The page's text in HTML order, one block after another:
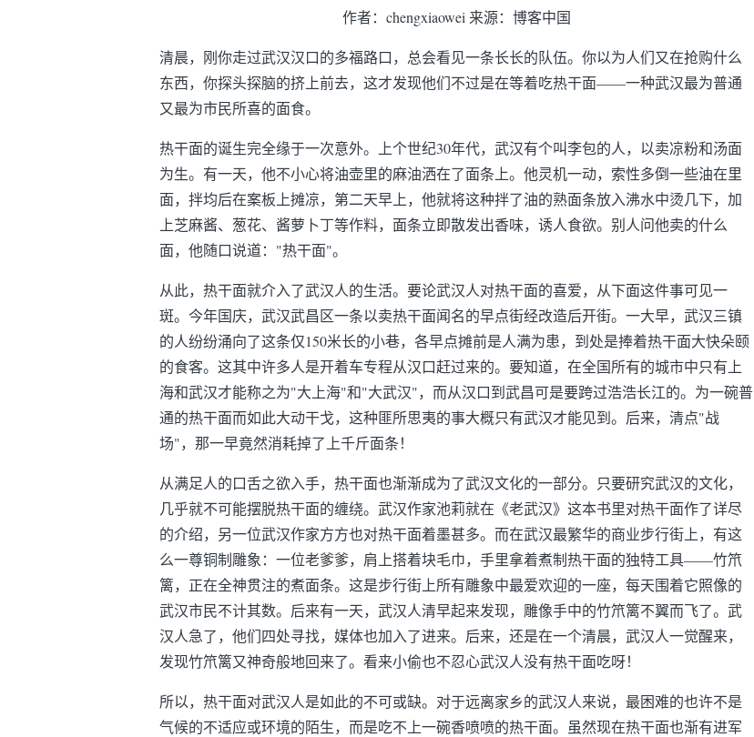
作者：chengxiaowei 来源：博客中国
清晨，刚你走过武汉汉口的多福路口，总会看见一条长长的队伍。你以为人们又在抢购什么
东西，你探头探脑的挤上前去，这才发现他们不过是在等着吃热干面——一种武汉最为普通
又最为市民所喜的面食。
热干面的诞生完全缘于一次意外。上个世纪30年代，武汉有个叫李包的人，以卖凉粉和汤面
为生。有一天，他不小心将油壶里的麻油洒在了面条上。他灵机一动，索性多倒一些油在里
面，拌均后在案板上摊凉，第二天早上，他就将这种拌了油的熟面条放入沸水中烫几下，加
上芝麻酱、葱花、酱萝卜丁等作料，面条立即散发出香味，诱人食欲。别人问他卖的什么
面，他随口说道："热干面"。
从此，热干面就介入了武汉人的生活。要论武汉人对热干面的喜爱，从下面这件事可见一
斑。今年国庆，武汉武昌区一条以卖热干面闻名的早点街经改造后开街。一大早，武汉三镇
的人纷纷涌向了这条仅150米长的小巷，各早点摊前是人满为患，到处是捧着热干面大快朵颐
的食客。这其中许多人是开着车专程从汉口赶过来的。要知道，在全国所有的城市中只有上
海和武汉才能称之为"大上海"和"大武汉"，而从汉口到武昌可是要跨过浩浩长江的。为一碗普
通的热干面而如此大动干戈，这种匪所思夷的事大概只有武汉才能见到。后来，清点"战
场"，那一早竟然消耗掉了上千斤面条！
从满足人的口舌之欲入手，热干面也渐渐成为了武汉文化的一部分。只要研究武汉的文化，
几乎就不可能摆脱热干面的缠绕。武汉作家池莉就在《老武汉》这本书里对热干面作了详尽
的介绍，另一位武汉作家方方也对热干面着墨甚多。而在武汉最繁华的商业步行街上，有这
么一尊铜制雕象：一位老爹爹，肩上搭着块毛巾，手里拿着煮制热干面的独特工具——竹笊
篱，正在全神贯注的煮面条。这是步行街上所有雕象中最爱欢迎的一座，每天围着它照像的
武汉市民不计其数。后来有一天，武汉人清早起来发现，雕像手中的竹笊篱不翼而飞了。武
汉人急了，他们四处寻找，媒体也加入了进来。后来，还是在一个清晨，武汉人一觉醒来，
发现竹笊篱又神奇般地回来了。看来小偷也不忍心武汉人没有热干面吃呀！
所以，热干面对武汉人是如此的不可或缺。对于远离家乡的武汉人来说，最困难的也许不是
气候的不适应或环境的陌生，而是吃不上一碗香喷喷的热干面。虽然现在热干面也渐有进军